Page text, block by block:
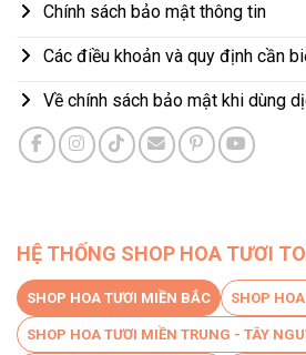
Chính sách bảo mật thông tin
Các điều khoản và quy định cần
Về chính sách bảo mật khi dùng
HỆ THỐNG SHOP HOA TƯƠI
SHOP HOA TƯƠI MIỀN BẮC SHOP
SHOP HOA TƯƠI MIỀN TRUNG - TÂY